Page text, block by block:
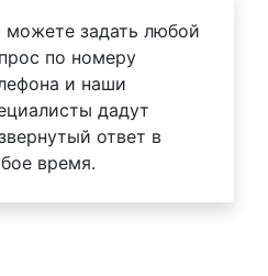
можете задать любой
по номеру
и наши
дадут
ответ в
время.